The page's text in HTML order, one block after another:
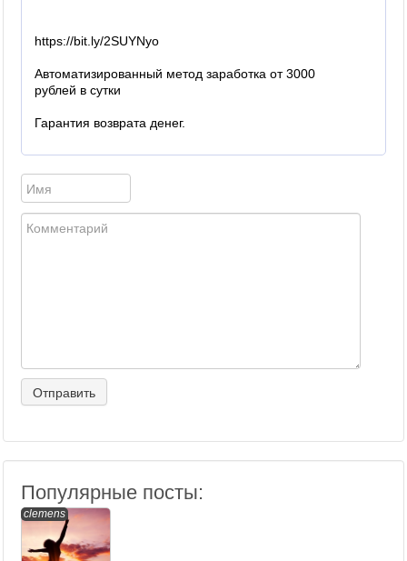
https://bit.ly/2SUYNyo
Автоматизированный метод заработка от 3000
рублей в сутки
Гарантия возврата денег.
Популярные посты:
clemens